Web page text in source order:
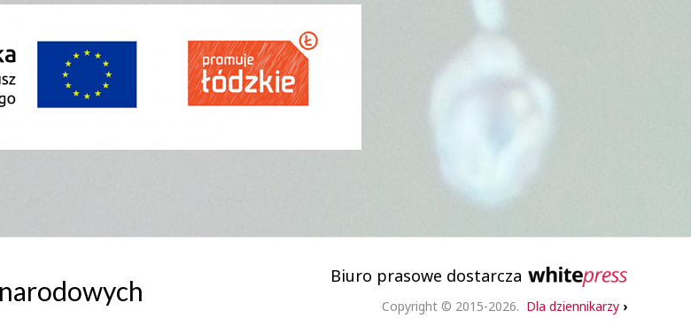
Biuro prasowe dostarcza
Copyright © 2015-2026. Dla dziennikarzy ›